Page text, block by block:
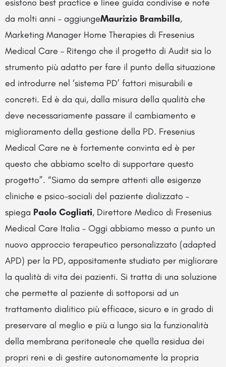
esistono best practice e linee guida condivise e note
da molti anni – aggiungeMaurizio Brambilla,
Marketing Manager Home Therapies di Fresenius
Medical Care – Ritengo che il progetto di Audit sia lo
strumento più adatto per fare il punto della situazione
ed introdurre nel ‘sistema PD’ fattori misurabili e
concreti. Ed è da qui, dalla misura della qualità che
deve necessariamente passare il cambiamento e
miglioramento della gestione della PD. Fresenius
Medical Care ne è fortemente convinta ed è per
questo che abbiamo scelto di supportare questo
progetto”. “Siamo da sempre attenti alle esigenze
cliniche e psico-sociali del paziente dializzato –
spiega Paolo Cogliati, Direttore Medico di Fresenius
Medical Care Italia – Oggi abbiamo messo a punto un
nuovo approccio terapeutico personalizzato (adapted
APD) per la PD, appositamente studiato per migliorare
la qualità di vita dei pazienti. Si tratta di una soluzione
che permette al paziente di sottoporsi ad un
trattamento dialitico più efficace, sicuro e in grado di
preservare al meglio e più a lungo sia la funzionalità
della membrana peritoneale che quella residua dei
propri reni e di gestire autonomamente la propria